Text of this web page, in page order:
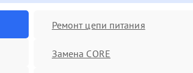
Ремонт цепи питания
Замена CORE